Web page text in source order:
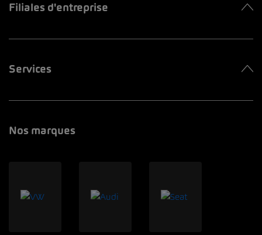
Filiales d'entreprise
Services
Nos marques